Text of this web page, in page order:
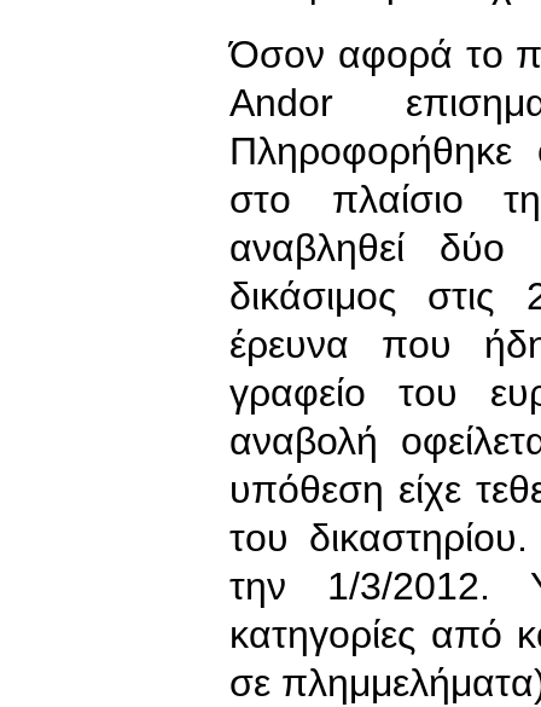
Όσον αφορά το
Andor
Πληροφορήθηκε
στο πλαίσιο
αναβληθεί δύο
δικάσιμος
έρευνα που
γραφείο του
αναβολή
υπόθεση είχε
του
την 1/3/2012.
κατηγορίες από
σε